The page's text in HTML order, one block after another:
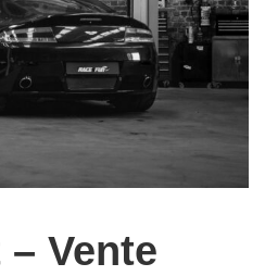
Vente